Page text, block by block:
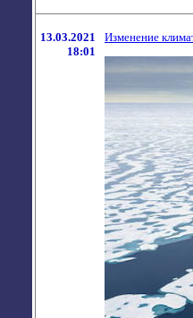
13.03.2021
18:01
Изменение